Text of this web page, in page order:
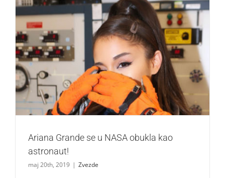
Ariana Grande se u NASA obukla kao astronaut!
Zvezde
Ariana Grande se u NASA obukla kao
astronaut!
maj 20th, 2019 | Zvezde